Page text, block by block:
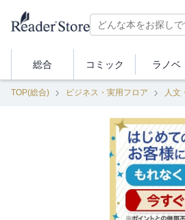
総合 コミック ラノベ
TOP(総合) ビジネス・実用フロア 人文